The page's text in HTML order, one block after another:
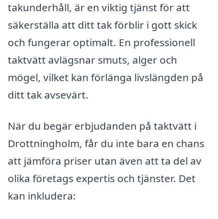
takunderhåll, är en viktig tjänst för att
säkerställa att ditt tak förblir i gott skick
och fungerar optimalt. En professionell
taktvätt avlägsnar smuts, alger och
mögel, vilket kan förlänga livslängden på
ditt tak avsevärt.
När du begär erbjudanden på taktvätt i
Drottningholm, får du inte bara en chans
att jämföra priser utan även att ta del av
olika företags expertis och tjänster. Det
kan inkludera: